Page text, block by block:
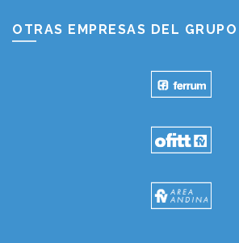
OTRAS EMPRESAS DEL